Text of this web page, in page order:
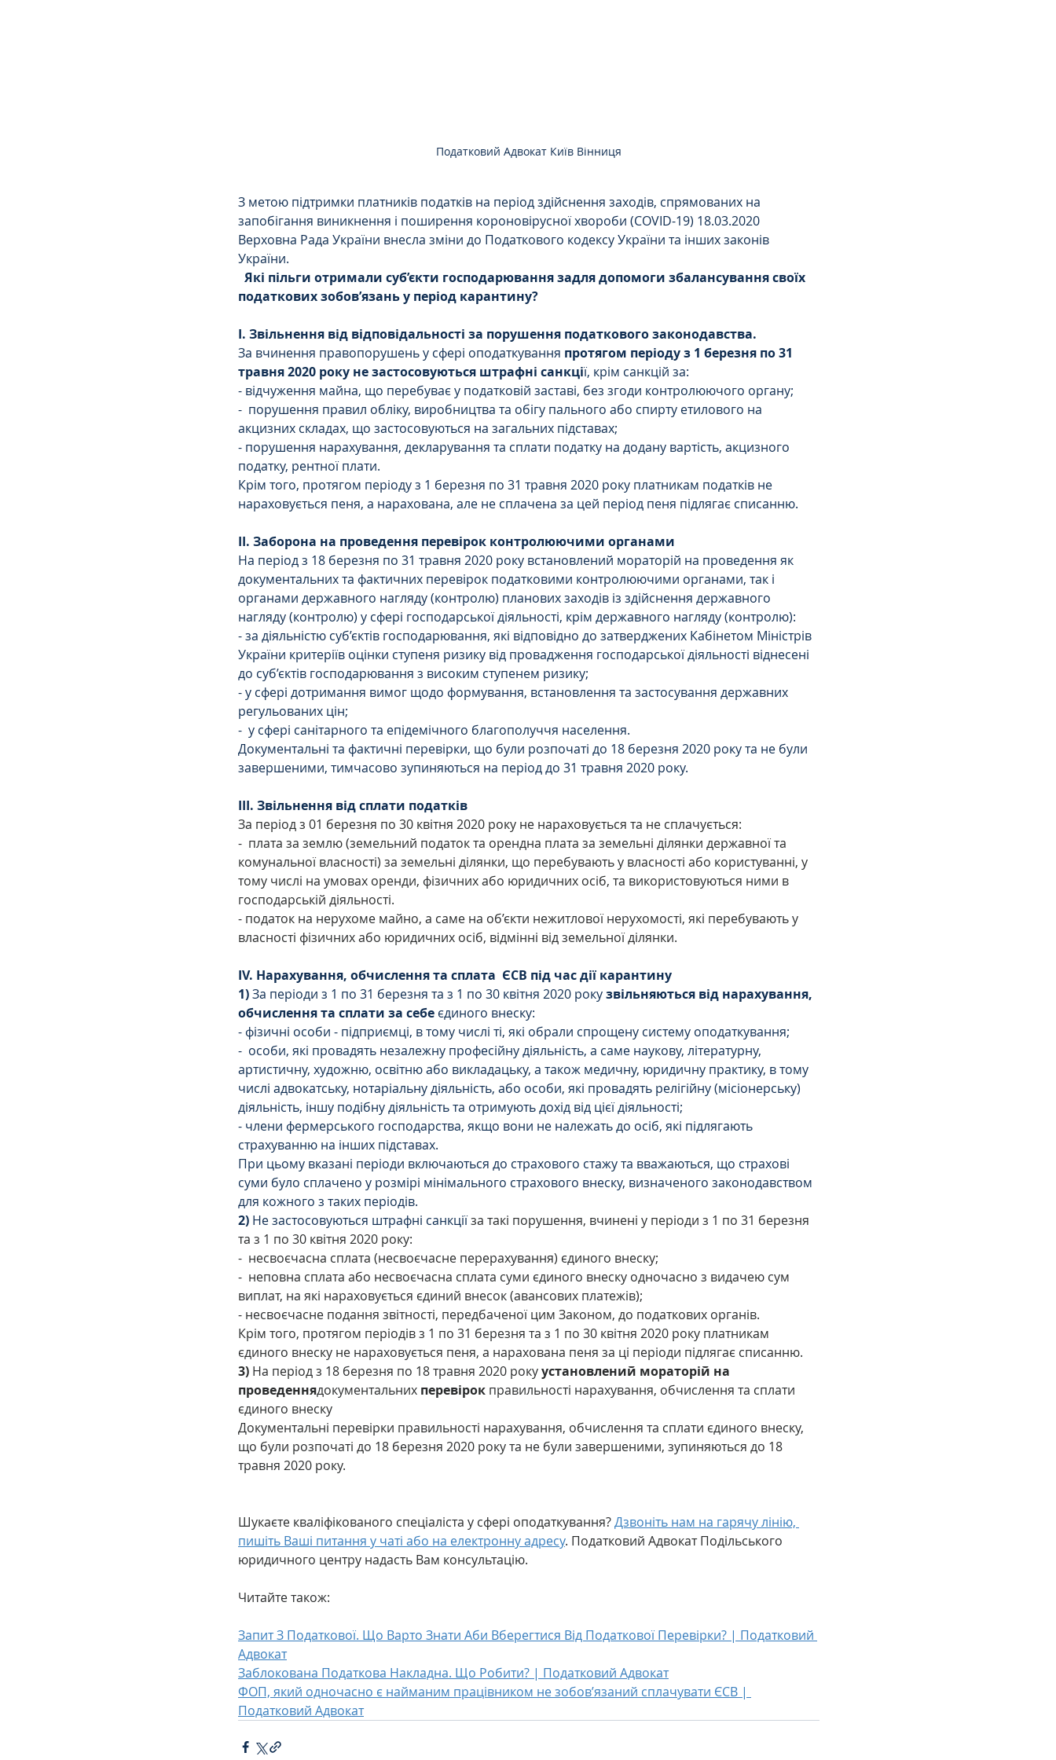
Податковий Адвокат Київ Вінниця
З метою підтримки платників податків на період здійснення заходів, спрямованих на
запобігання виникнення і поширення короновірусної хвороби (COVID-19) 18.03.2020
Верховна Рада України внесла зміни до Податкового кодексу України та інших законів
України.
Які пільги отримали суб’єкти господарювання задля допомоги збалансування своїх
податкових зобов’язань у період карантину?
І. Звільнення від відповідальності за порушення податкового законодавства.
За вчинення правопорушень у сфері оподаткування протягом періоду з 1 березня по 31
травня 2020 року не застосовуються штрафні санкції, крім санкцій за:
- відчуження майна, що перебуває у податковій заставі, без згоди контролюючого органу;
-  порушення правил обліку, виробництва та обігу пального або спирту етилового на
акцизних складах, що застосовуються на загальних підставах;
- порушення нарахування, декларування та сплати податку на додану вартість, акцизного
податку, рентної плати.
Крім того, протягом періоду з 1 березня по 31 травня 2020 року платникам податків не
нараховується пеня, а нарахована, але не сплачена за цей період пеня підлягає списанню.
ІІ. Заборона на проведення перевірок контролюючими органами
На період з 18 березня по 31 травня 2020 року встановлений мораторій на проведення як
документальних та фактичних перевірок податковими контролюючими органами, так і
органами державного нагляду (контролю) планових заходів із здійснення державного
нагляду (контролю) у сфері господарської діяльності, крім державного нагляду (контролю):
- за діяльністю суб’єктів господарювання, які відповідно до затверджених Кабінетом Міністрів
України критеріїв оцінки ступеня ризику від провадження господарської діяльності віднесені
до суб’єктів господарювання з високим ступенем ризику;
- у сфері дотримання вимог щодо формування, встановлення та застосування державних
регульованих цін;
-  у сфері санітарного та епідемічного благополуччя населення.
Документальні та фактичні перевірки, що були розпочаті до 18 березня 2020 року та не були
завершеними, тимчасово зупиняються на період до 31 травня 2020 року.
ІІІ. Звільнення від сплати податків
За період з 01 березня по 30 квітня 2020 року не нараховується та не сплачується:
- плата за землю (земельний податок та орендна плата за земельні ділянки державної та
комунальної власності) за земельні ділянки, що перебувають у власності або користуванні, у
тому числі на умовах оренди, фізичних або юридичних осіб, та використовуються ними в
господарській діяльності.
- податок на нерухоме майно, а саме на об’єкти нежитлової нерухомості, які перебувають у
власності фізичних або юридичних осіб, відмінні від земельної ділянки.
ІV. Нарахування, обчислення та сплата ЄСВ під час дії карантину
1) За періоди з 1 по 31 березня та з 1 по 30 квітня 2020 року звільняються від нарахування,
обчислення та сплати за себе єдиного внеску:
- фізичні особи - підприємці, в тому числі ті, які обрали спрощену систему оподаткування;
-  особи, які провадять незалежну професійну діяльність, а саме наукову, літературну,
артистичну, художню, освітню або викладацьку, а також медичну, юридичну практику, в тому
числі адвокатську, нотаріальну діяльність, або особи, які провадять релігійну (місіонерську)
діяльність, іншу подібну діяльність та отримують дохід від цієї діяльності;
- члени фермерського господарства, якщо вони не належать до осіб, які підлягають
страхуванню на інших підставах.
При цьому вказані періоди включаються до страхового стажу та вважаються, що страхові
суми було сплачено у розмірі мінімального страхового внеску, визначеного законодавством
для кожного з таких періодів.
2) Не застосовуються штрафні санкції за такі порушення, вчинені у періоди з 1 по 31 березня
та з 1 по 30 квітня 2020 року:
- несвоєчасна сплата (несвоєчасне перерахування) єдиного внеску;
- неповна сплата або несвоєчасна сплата суми єдиного внеску одночасно з видачею сум
виплат, на які нараховується єдиний внесок (авансових платежів);
- несвоєчасне подання звітності, передбаченої цим Законом, до податкових органів.
Крім того, протягом періодів з 1 по 31 березня та з 1 по 30 квітня 2020 року платникам
єдиного внеску не нараховується пеня, а нарахована пеня за ці періоди підлягає списанню.
3) На період з 18 березня по 18 травня 2020 року установлений мораторій на
проведеннядокументальних перевірок правильності нарахування, обчислення та сплати
єдиного внеску
Документальні перевірки правильності нарахування, обчислення та сплати єдиного внеску,
що були розпочаті до 18 березня 2020 року та не були завершеними, зупиняються до 18
травня 2020 року.
Шукаєте кваліфікованого спеціаліста у сфері оподаткування?Дзвоніть нам на гарячу лінію,
пишіть Ваші питання у чаті або на електронну адресу. Податковий Адвокат Подільського
юридичного центру надасть Вам консультацію.
Читайте також:
Запит З Податкової. Що Варто Знати Аби Вберегтися Від Податкової Перевірки? | Податковий
Адвокат
Заблокована Податкова Накладна. Що Робити? | Податковий Адвокат
ФОП, який одночасно є найманим працівником не зобов’язаний сплачувати ЄСВ |
Податковий Адвокат